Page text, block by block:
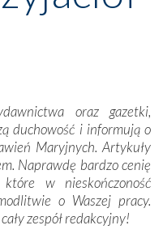
potężna, a zarazem
dzieł,
ich twórców o detale,
wizjonerów – Łucji
i Franciszka Marto.
Odprawiliśmy Drogę
odwiedziliśmy
oraz gazetki,
duchowość i informują o
Maryjnych. Artykuły
Naprawdę bardzo cenię
w nieskończoność
o Waszej pracy.
zespół redakcyjny!